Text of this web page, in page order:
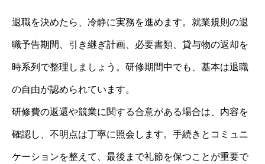
退職を決めたら、冷静に実務を進めます。就業規則の退
職予告期間、引き継ぎ計画、必要書類、貸与物の返却を
時系列で整理しましょう。研修期間中でも、基本は退職
の自由が認められています。
研修費の返還や競業に関する合意がある場合は、内容を
確認し、不明点は丁寧に照会します。手続きとコミュニ
ケーションを整えて、最後まで礼節を保つことが重要で